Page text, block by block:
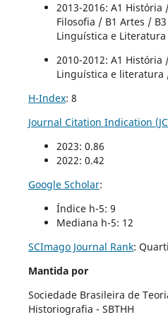
2013-2016: A1
Filosofia / B1 Artes /
Linguística e Literatura
2010-2012: A1
Linguística e literatura
H-Index: 8
Journal Citation Indication
2023: 0.86
2022: 0.42
Google Scholar:
Índice h-5: 9
Mediana h-5: 12
SCImago Journal Rank:
Mantida por
Sociedade Brasileira de
Historiografia - SBTHH